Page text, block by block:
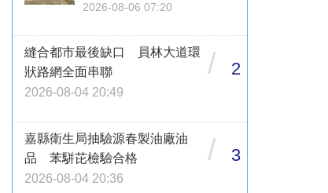
2026-08-06 07:20
縫合都市最後缺口 員林大道環
狀路網全面串聯
2026-08-04 20:49
/ 2
嘉縣衛生局抽驗源春製油廠油
品 苯駢芘檢驗合格
2026-08-04 20:36
/ 3